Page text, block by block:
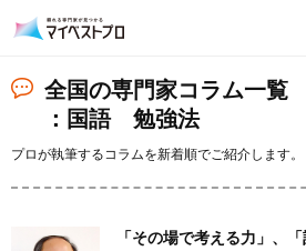
全国の専門家コラム一覧
：国語 勉強法
プロが執筆するコラムを新着順でご紹介します。
「その場で考える力」、